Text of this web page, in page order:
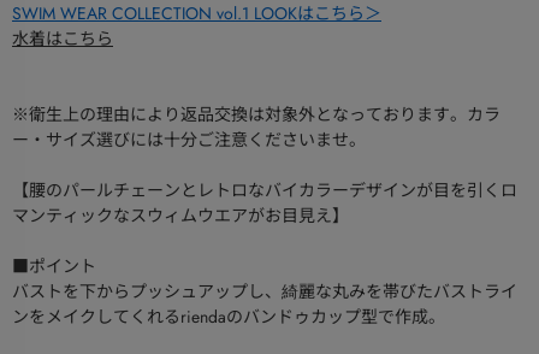
SWIM WEAR COLLECTION vol.1 LOOKはこちら＞
水着はこちら
※衛生上の理由により返品交換は対象外となっております。カラ
ー・サイズ選びには十分ご注意くださいませ。
【腰のパールチェーンとレトロなバイカラーデザインが目を引くロ
マンティックなスウィムウエアがお目見え】
■ポイント
バストを下からプッシュアップし、綺麗な丸みを帯びたバストライ
ンをメイクしてくれるriendaのバンドゥカップ型で作成。